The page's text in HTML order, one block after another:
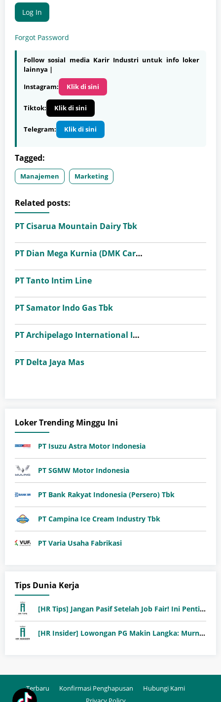
Forgot Password
Follow sosial media Karir Industri untuk info loker
lainnya |
Instagram:
Klik di sini
Tiktok: Klik di sini
Telegram: Klik di sini
Tagged:
Manajemen Marketing
Related posts:
PT Cisarua Mountain Dairy Tbk
PT Dian Mega Kurnia (DMK Cargo)
PT Tanto Intim Line
PT Samator Indo Gas Tbk
PT Archipelago International Indonesia (favehotels)
PT Delta Jaya Mas
Loker Trending Minggu Ini
PT Isuzu Astra Motor Indonesia
PT SGMW Motor Indonesia
PT Bank Rakyat Indonesia (Persero) Tbk
PT Campina Ice Cream Industry Tbk
PT Varia Usaha Fabrikasi
Tips Dunia Kerja
[HR Tips] Jangan Pasif Setelah Job Fair! Ini Pentingnya Follow-Up Setelah Job Fair
[HR Insider] Lowongan PG Makin Langka: Murni Seleksi atau Jalur Orang Dalam?
Terbaru Konfirmasi Penghapusan
Hubungi Kami